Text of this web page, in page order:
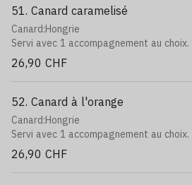
51. Canard caramelisé
Canard:Hongrie
Servi avec 1 accompagnement au choix.
26,90 CHF
52. Canard à l'orange
Canard:Hongrie
Servi avec 1 accompagnement au choix.
26,90 CHF